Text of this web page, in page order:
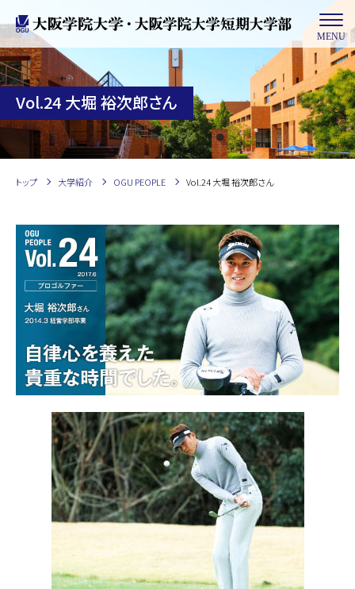
MENU
Vol.24 大堀 裕次郎さん
トップ 大学紹介 OGU PEOPLE Vol.24 大堀 裕次郎さん